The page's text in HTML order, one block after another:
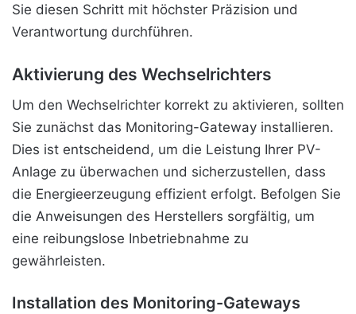
Sie diesen Schritt mit höchster Präzision und
Verantwortung durchführen.
Aktivierung des Wechselrichters
Um den Wechselrichter korrekt zu aktivieren, sollten
Sie zunächst das Monitoring-Gateway installieren.
Dies ist entscheidend, um die Leistung Ihrer PV-
Anlage zu überwachen und sicherzustellen, dass
die Energieerzeugung effizient erfolgt. Befolgen Sie
die Anweisungen des Herstellers sorgfältig, um
eine reibungslose Inbetriebnahme zu
gewährleisten.
Installation des Monitoring-Gateways